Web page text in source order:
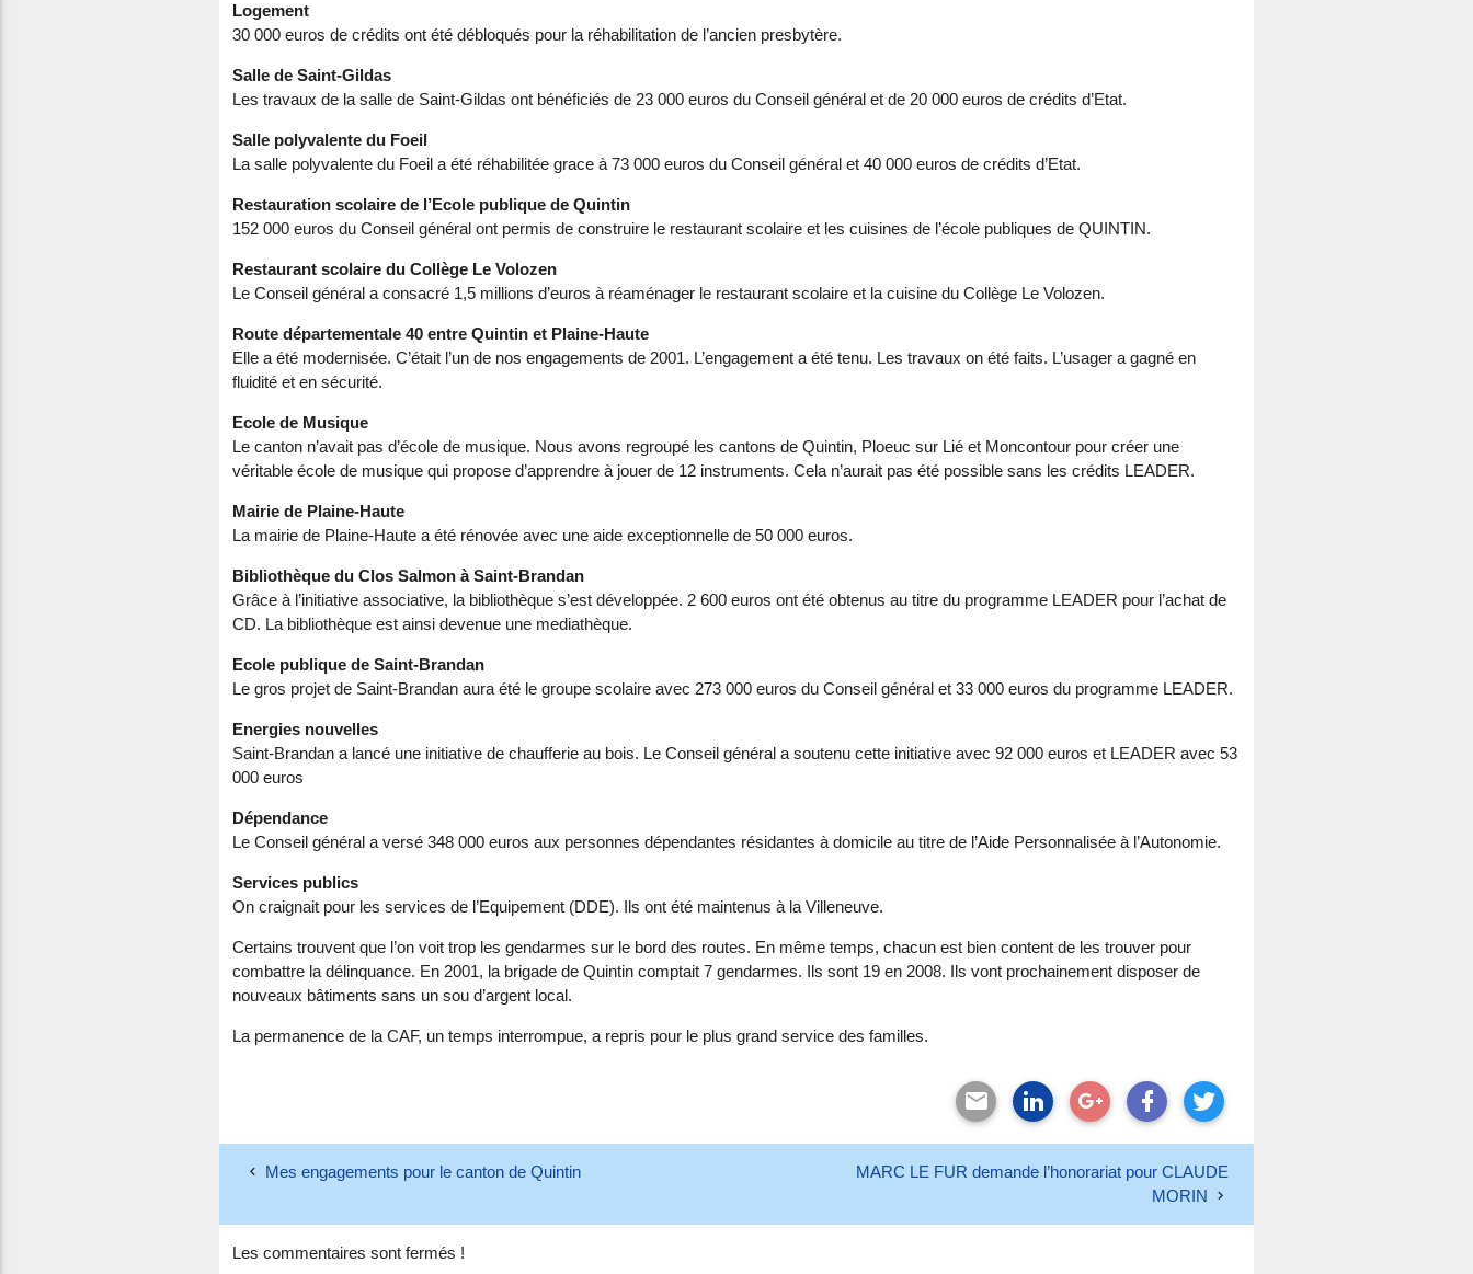
Logement
30 000 euros de crédits ont été débloqués pour la réhabilitation de l’ancien presbytère.
Salle de Saint-Gildas
Les travaux de la salle de Saint-Gildas ont bénéficiés de 23 000 euros du Conseil général et de 20 000 euros de crédits d’Etat.
Salle polyvalente du Foeil
La salle polyvalente du Foeil a été réhabilitée grace à 73 000 euros du Conseil général et 40 000 euros de crédits d’Etat.
Restauration scolaire de l’Ecole publique de Quintin
152 000 euros du Conseil général ont permis de construire le restaurant scolaire et les cuisines de l’école publiques de QUINTIN.
Restaurant scolaire du Collège Le Volozen
Le Conseil général a consacré 1,5 millions d’euros à réaménager le restaurant scolaire et la cuisine du Collège Le Volozen.
Route départementale 40 entre Quintin et Plaine-Haute
Elle a été modernisée. C’était l’un de nos engagements de 2001. L’engagement a été tenu. Les travaux on été faits. L’usager a gagné en
fluidité et en sécurité.
Ecole de Musique
Le canton n’avait pas d’école de musique. Nous avons regroupé les cantons de Quintin, Ploeuc sur Lié et Moncontour pour créer une
véritable école de musique qui propose d’apprendre à jouer de 12 instruments. Cela n’aurait pas été possible sans les crédits LEADER.
Mairie de Plaine-Haute
La mairie de Plaine-Haute a été rénovée avec une aide exceptionnelle de 50 000 euros.
Bibliothèque du Clos Salmon à Saint-Brandan
Grâce à l’initiative associative, la bibliothèque s’est développée. 2 600 euros ont été obtenus au titre du programme LEADER pour l’achat de
CD. La bibliothèque est ainsi devenue une mediathèque.
Ecole publique de Saint-Brandan
Le gros projet de Saint-Brandan aura été le groupe scolaire avec 273 000 euros du Conseil général et 33 000 euros du programme LEADER.
Energies nouvelles
Saint-Brandan a lancé une initiative de chaufferie au bois. Le Conseil général a soutenu cette initiative avec 92 000 euros et LEADER avec 53
000 euros
Dépendance
Le Conseil général a versé 348 000 euros aux personnes dépendantes résidantes à domicile au titre de l’Aide Personnalisée à l’Autonomie.
Services publics
On craignait pour les services de l’Equipement (DDE). Ils ont été maintenus à la Villeneuve.
Certains trouvent que l’on voit trop les gendarmes sur le bord des routes. En même temps, chacun est bien content de les trouver pour
combattre la délinquance. En 2001, la brigade de Quintin comptait 7 gendarmes. Ils sont 19 en 2008. Ils vont prochainement disposer de
nouveaux bâtiments sans un sou d’argent local.
La permanence de la CAF, un temps interrompue, a repris pour le plus grand service des familles.
Mes engagements pour le canton de Quintin
MARC LE FUR demande l’honorariat pour CLAUDE
MORIN
Les commentaires sont fermés !